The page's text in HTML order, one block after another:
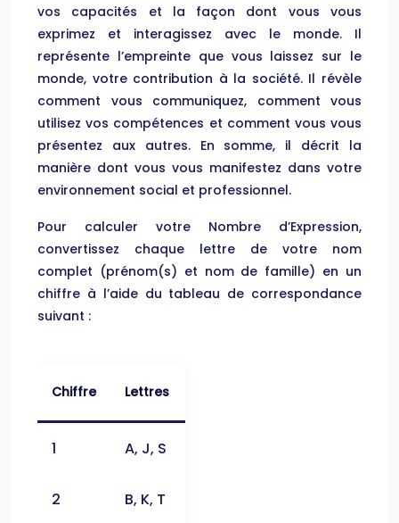
vos capacités et la façon dont vous vous
exprimez et interagissez avec le monde. Il
représente l’empreinte que vous laissez sur le
monde, votre contribution à la société. Il révèle
comment vous communiquez, comment vous
utilisez vos compétences et comment vous vous
présentez aux autres. En somme, il décrit la
manière dont vous vous manifestez dans votre
environnement social et professionnel.
Pour calculer votre Nombre d’Expression,
convertissez chaque lettre de votre nom
complet (prénom(s) et nom de famille) en un
chiffre à l’aide du tableau de correspondance
suivant :
Chiffre Lettres
1 A, J, S
2 B, K, T